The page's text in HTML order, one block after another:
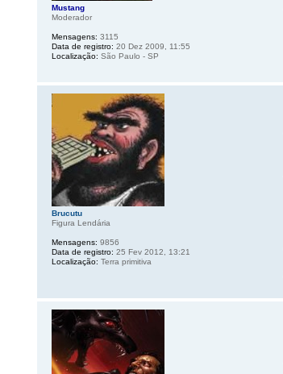
Mustang
Moderador
Mensagens: 3115
Data de registro: 20 Dez 2009, 11:55
Localização: São Paulo - SP
Brucutu
Figura Lendária
Mensagens: 9856
Data de registro: 25 Fev 2012, 13:21
Localização: Terra primitiva